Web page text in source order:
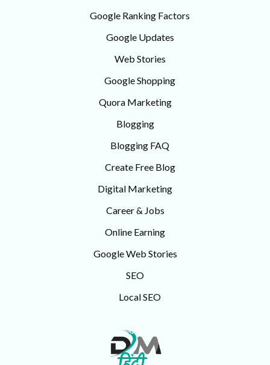
Google Ranking Factors
Google Updates
Web Stories
Google Shopping
Quora Marketing
Blogging
Blogging FAQ
Create Free Blog
Digital Marketing
Career & Jobs
Online Earning
Google Web Stories
SEO
Local SEO